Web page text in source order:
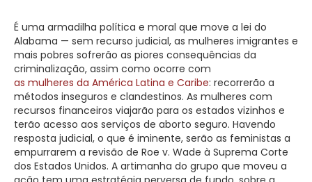
É uma armadilha política e moral que move a lei do
Alabama — sem recurso judicial, as mulheres imigrantes e
mais pobres sofrerão as piores consequências da
criminalização, assim como ocorre com
as mulheres da América Latina e Caribe: recorrerão a
métodos inseguros e clandestinos. As mulheres com
recursos financeiros viajarão para os estados vizinhos e
terão acesso aos serviços de aborto seguro. Havendo
resposta judicial, o que é iminente, serão as feministas a
empurrarem a revisão de Roe v. Wade à Suprema Corte
dos Estados Unidos. A artimanha do grupo que moveu a